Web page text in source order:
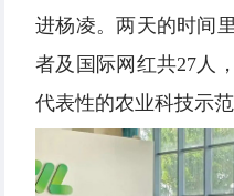
进杨凌。两天的时间
者及国际网红共27人
代表性的农业科技示范